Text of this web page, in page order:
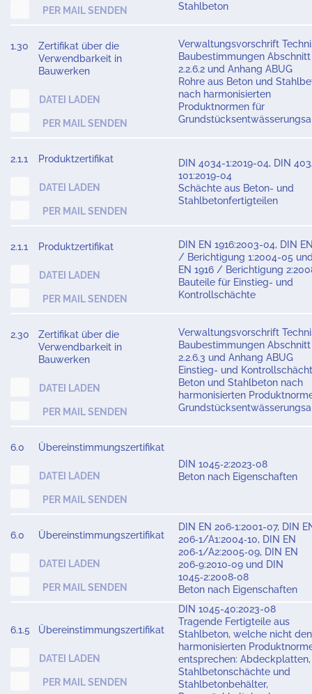
PER MAIL SENDEN
Stahlbeton
1.30
Zertifikat über die
Verwendbarkeit in
Bauwerken
DATEI LADEN
PER MAIL SENDEN
Verwaltungsvorschrift
Baubestimmungen Abschnitt
2.2.6.2 und Anhang ABUG
Rohre aus Beton und
nach harmonisierten
Produktnormen für
2.1.1 Produktzertifikat
DATEI LADEN
PER MAIL SENDEN
DIN 4034-1:2019-04, DIN
101:2019-04
Schächte aus Beton- und
Stahlbetonfertigteilen
2.1.1 Produktzertifikat
DATEI LADEN
PER MAIL SENDEN
DIN EN 1916:2003-04, DIN
/ Berichtigung 1:2004-05
EN 1916 / Berichtigung
Bauteile für Einstieg- und
Kontrollschächte
2.30
Zertifikat über die
Verwendbarkeit in
Bauwerken
DATEI LADEN
PER MAIL SENDEN
Verwaltungsvorschrift
Baubestimmungen Abschnitt
2.2.6.3 und Anhang ABUG
Einstieg- und
Beton und Stahlbeton nach
harmonisierten
6.0 Übereinstimmungszertifikat
DATEI LADEN
PER MAIL SENDEN
DIN 1045‑2:2023‑08
Beton nach Eigenschaften
6.0 Übereinstimmungszertifikat
DATEI LADEN
PER MAIL SENDEN
DIN EN 206‑1:2001-07, DIN
206‑1/A1:2004‑10, DIN EN
206‑1/A2:2005‑09, DIN EN
206‑9:2010‑09 und DIN
1045‑2:2008‑08
Beton nach Eigenschaften
6.1.5 Übereinstimmungszertifikat
DATEI LADEN
PER MAIL SENDEN
DIN 1045-40:2023-08
Tragende Fertigteile aus
Stahlbeton, welche nicht den
harmonisierten
entsprechen: Abdeckplatten,
Stahlbetonschächte und
Stahlbetonbehälter,